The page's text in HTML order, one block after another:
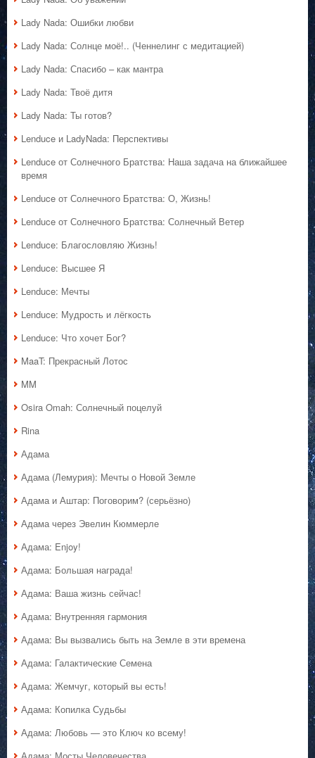
Lady Nada: Ошибки любви
Lady Nada: Солнце моё!.. (Ченнелинг с медитацией)
Lady Nada: Спасибо – как мантра
Lady Nada: Твоё дитя
Lady Nada: Ты готов?
Lenduce и LadyNada: Перспективы
Lenduce от Солнечного Братства: Наша задача на ближайшее
время
Lenduce от Солнечного Братства: О, Жизнь!
Lenduce от Солнечного Братства: Солнечный Ветер
Lenduce: Благословляю Жизнь!
Lenduce: Высшее Я
Lenduce: Мечты
Lenduce: Мудрость и лёгкость
Lenduce: Что хочет Бог?
MaaT: Прекрасный Лотос
MM
Osira Omah: Солнечный поцелуй
Rina
Адама
Адама (Лемурия): Мечты о Новой Земле
Адама и Аштар: Поговорим? (серьёзно)
Адама через Эвелин Кюммерле
Адама: Enjoy!
Адама: Большая награда!
Адама: Ваша жизнь сейчас!
Адама: Внутренняя гармония
Адама: Вы вызвались быть на Земле в эти времена
Адама: Галактические Семена
Адама: Жемчуг, который вы есть!
Адама: Копилка Судьбы
Адама: Любовь — это Ключ ко всему!